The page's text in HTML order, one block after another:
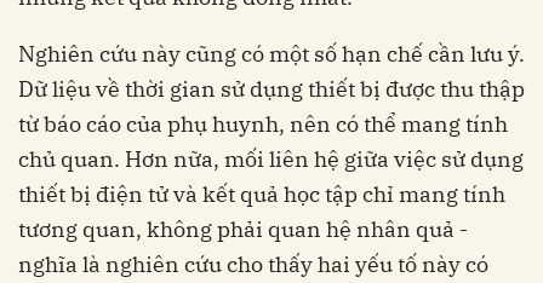
Dữ liệu về thời gian sử dụng thiết bị được thu thập
từ báo cáo của phụ huynh, nên có thể mang tính
chủ quan.‏ ‏Hơn nữa, mối liên hệ giữa việc sử dụng
thiết bị điện tử và kết quả học tập chỉ mang tính
tương quan, không phải quan hệ nhân quả -
nghĩa là nghiên cứu cho thấy hai yếu tố này có